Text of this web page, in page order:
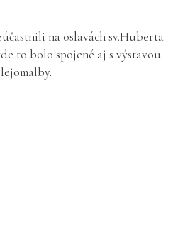
na oslavách sv.Huberta
to bolo spojené aj s výstavou